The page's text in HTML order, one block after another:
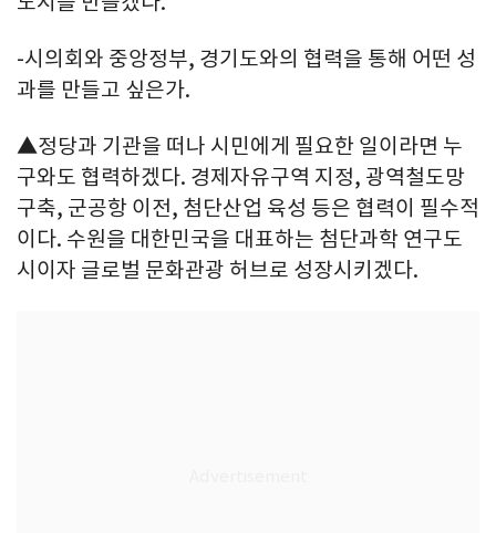
-시의회와 중앙정부, 경기도와의 협력을 통해 어떤 성
과를 만들고 싶은가.
▲정당과 기관을 떠나 시민에게 필요한 일이라면 누
구와도 협력하겠다. 경제자유구역 지정, 광역철도망
구축, 군공항 이전, 첨단산업 육성 등은 협력이 필수적
이다. 수원을 대한민국을 대표하는 첨단과학 연구도
시이자 글로벌 문화관광 허브로 성장시키겠다.